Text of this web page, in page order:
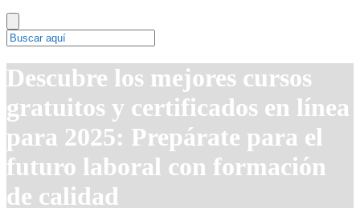
Descubre los mejores cursos
gratuitos y certificados en línea
para 2025: Prepárate para el
futuro laboral con formación
de calidad